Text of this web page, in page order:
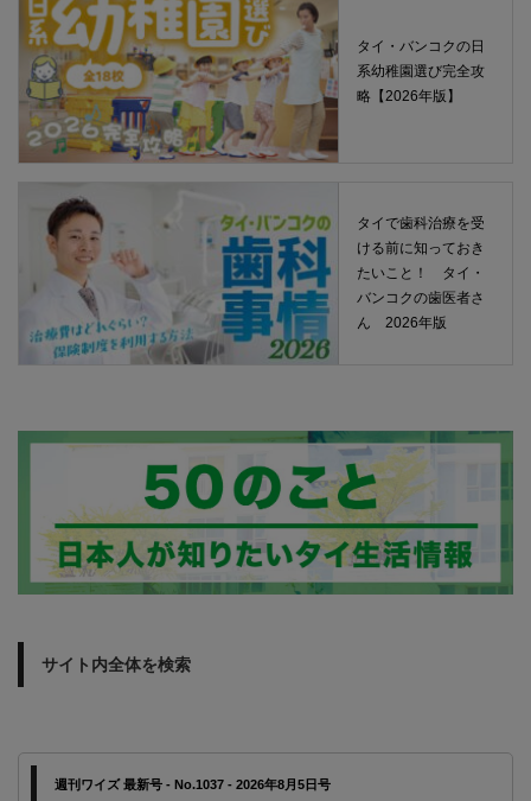
タイ・バンコクの日
系幼稚園選び完全攻
略【2026年版】
タイで歯科治療を受
ける前に知っておき
たいこと！ タイ・
バンコクの歯医者さ
ん 2026年版
サイト内全体を検索
週刊ワイズ 最新号 - No.1037 - 2026年8月5日号